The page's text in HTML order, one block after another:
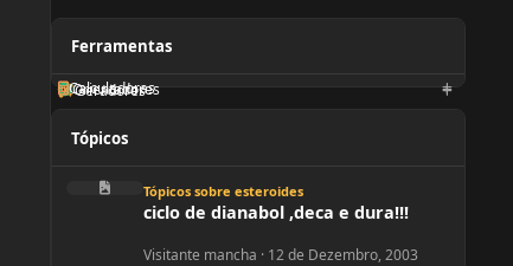
Ferramentas
Geradores
Orientadores
Calculadoras
Tópicos
ciclo de dianabol ,deca e dura!!!
Tópicos sobre esteroides
ciclo de dianabol ,deca e dura!!!
Visitante mancha · 12 de Dezembro, 2003